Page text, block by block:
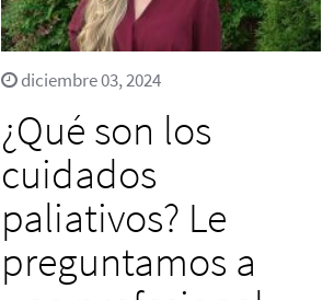
diciembre 03, 2024
¿Qué son los
cuidados
paliativos? Le
preguntamos a